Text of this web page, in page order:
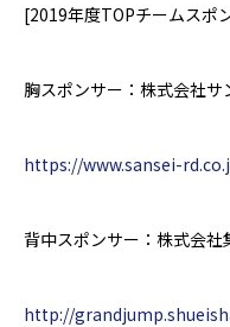
[2019年度TOPチームスポ
胸スポンサー：株式会社サ
https://www.sansei-
背中スポンサー：株式会社
http://